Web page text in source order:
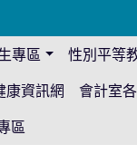
專區 性別平等
康資訊網 會計室
區